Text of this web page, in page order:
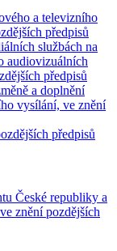
a televizního
předpisů
službách na
audiovizuálních
předpisů
a doplnění
vysílání, ve znění
předpisů
České republiky a
znění pozdějších